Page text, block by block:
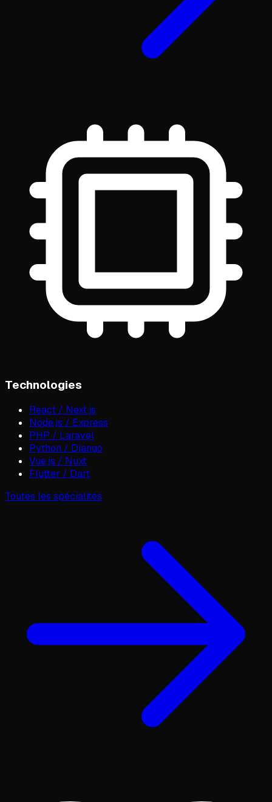
Technologies
React / Next.js
Node.js / Express
PHP / Laravel
Python / Django
Vue.js / Nuxt
Flutter / Dart
Toutes les spécialités